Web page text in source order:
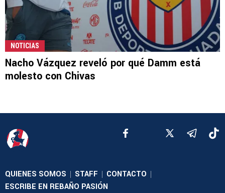
NOTICIAS
Nacho Vázquez reveló por qué Damm está
molesto con Chivas
QUIENES SOMOS | STAFF | CONTACTO |
ESCRIBE EN REBAÑO PASIÓN